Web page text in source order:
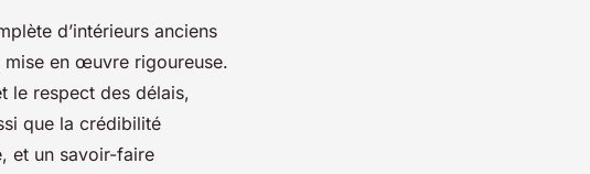
d’intérieurs anciens
mise en œuvre rigoureuse.
le respect des délais,
que la crédibilité
et un savoir-faire